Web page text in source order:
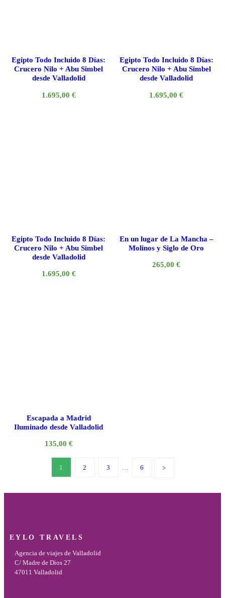
Egipto Todo Incluido 8 Días:
Crucero Nilo + Abu Simbel
desde Valladolid
1.695,00 €
Egipto Todo Incluido 8 Días:
Crucero Nilo + Abu Simbel
desde Valladolid
1.695,00€
Egipto Todo Incluido 8 Días:
Crucero Nilo + Abu Simbel
desde Valladolid
1.695,00 €
En un lugar de La Mancha –
Molinos y Siglo de Oro
265,00€
Escapada a Madrid
Iluminado desde Valladolid
135,00 €
1 2 3 … 6
EYLO TRAVELS
Agencia de viajes de Valladolid
C/ Madre de Dios 27
47011 Valladolid